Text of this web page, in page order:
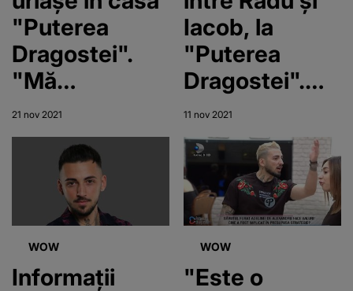
de gol"
"Puterea
Dragostei".
"Mă
deranjează
caracterul
21 nov 2021
Iacob, la
"Puterea
Dragostei".
"Ai făcut un
om să plângă"
11 nov 2021
WOW
Informații
WOW
"Este o